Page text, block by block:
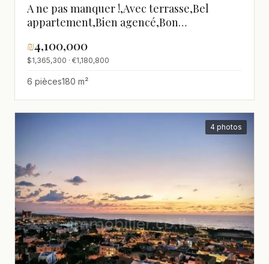
A ne pas manquer !,Avec terrasse,Bel
appartement,Bien agencé,Bon
un immeuble neuf,Grand,Neuf,Proche de
la mer,spacieux
₪4,100,000
$1,365,300 · €1,180,800
6 pièces180 m²
4 photos